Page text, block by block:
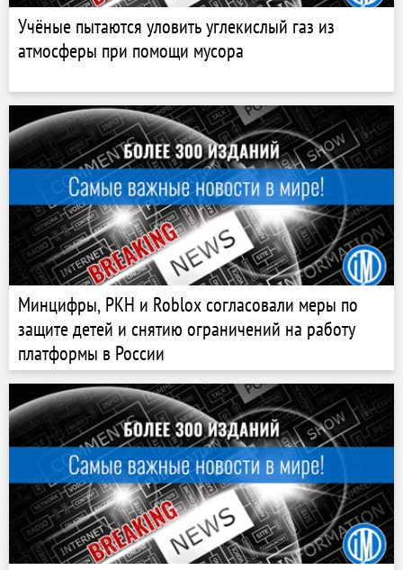
Учёные пытаются уловить углекислый газ из
атмосферы при помощи мусора
Минцифры, РКН и Roblox согласовали меры по
защите детей и снятию ограничений на работу
платформы в России